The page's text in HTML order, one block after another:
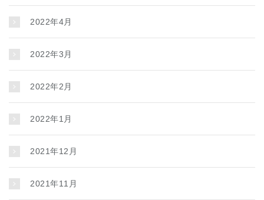
2022年4月
2022年3月
2022年2月
2022年1月
2021年12月
2021年11月